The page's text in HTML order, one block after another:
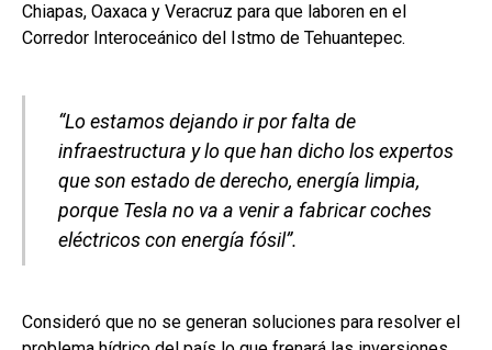
Chiapas, Oaxaca y Veracruz para que laboren en el
Corredor Interoceánico del Istmo de Tehuantepec.
“Lo estamos dejando ir por falta de
infraestructura y lo que han dicho los expertos
que son estado de derecho, energía limpia,
porque Tesla no va a venir a fabricar coches
eléctricos con energía fósil”.
Consideró que no se generan soluciones para resolver el